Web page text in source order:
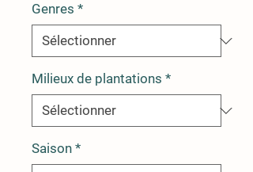
Genres *
Milieux de plantations *
Saison *